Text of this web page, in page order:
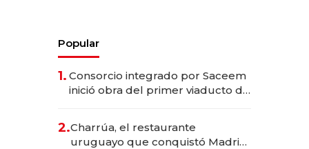
Popular
1. Consorcio integrado por Saceem
inició obra del primer viaducto de
millones
2.Charrúa, el restaurante
uruguayo que conquistó Madrid: